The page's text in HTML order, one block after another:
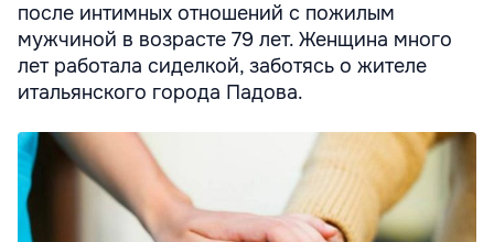
после интимных отношений с пожилым
мужчиной в возрасте 79 лет. Женщина много
лет работала сиделкой, заботясь о жителе
итальянского города Падова.